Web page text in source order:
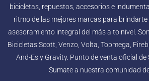
bicicletas, repuestos, accesorios e
ritmo de las mejores marcas para
asesoramiento integral del más alto nivel.
Bicicletas Scott, Venzo, Volta, Topmega,
And-Es y Gravity. Punto de venta oficial
Sumate a nuestra comunidad